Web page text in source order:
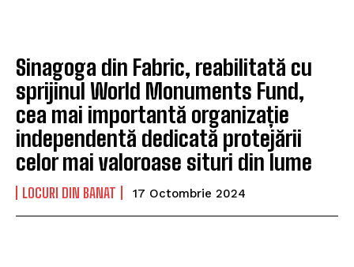
Sinagoga din Fabric, reabilitată cu
sprijinul World Monuments Fund,
cea mai importantă organizație
independentă dedicată protejării
celor mai valoroase situri din lume
LOCURI DIN BANAT 17 Octombrie 2024